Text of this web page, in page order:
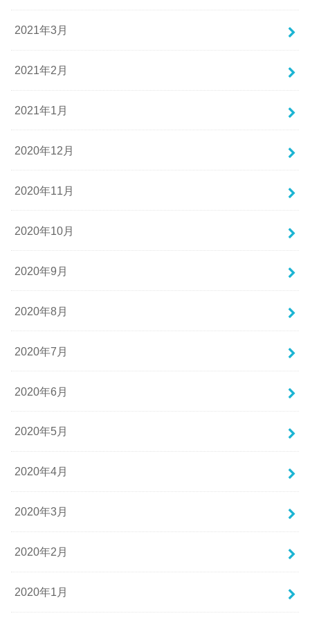
2021年3月
2021年2月
2021年1月
2020年12月
2020年11月
2020年10月
2020年9月
2020年8月
2020年7月
2020年6月
2020年5月
2020年4月
2020年3月
2020年2月
2020年1月